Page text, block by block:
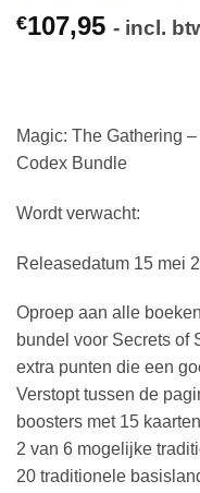
€107,95 - incl.
Magic: The Gathering
Codex Bundle
Wordt verwacht:
Releasedatum 15 mei
Oproep aan alle
bundel voor Secrets of
extra punten die een
Verstopt tussen de
boosters met 15
2 van 6 mogelijke
20 traditionele